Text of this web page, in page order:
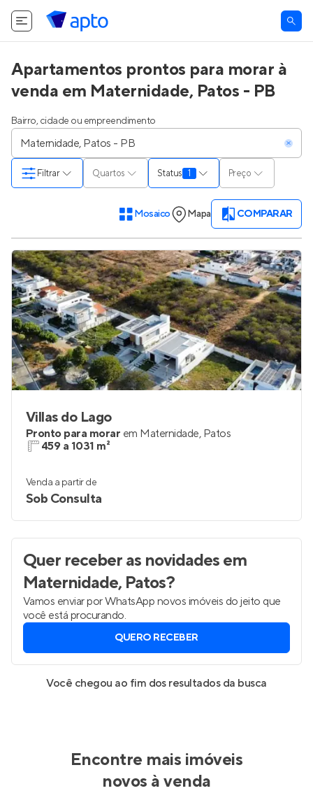
Apartamentos prontos para morar à
venda em Maternidade, Patos - PB
Bairro, cidade ou empreendimento
Quartos Status 1 Preço
Filtrar
Mosaico Mapa COMPARAR
Villas do Lago
Pronto para morar em Maternidade, Patos
459 a 1031 m²
Venda a partir de
Sob Consulta
Quer receber as novidadesem
Maternidade, Patos?
Vamos enviar por WhatsApp novos imóveis do jeito que
você está procurando.
QUERO RECEBER
Você chegou ao fim dos resultados da busca
Encontre mais imóveis
novos à venda